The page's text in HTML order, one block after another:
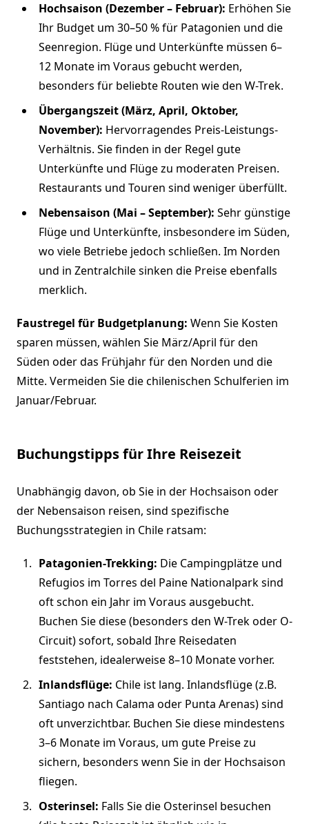
Hochsaison (Dezember – Februar): Erhöhen Sie
Ihr Budget um 30–50 % für Patagonien und die
Seenregion. Flüge und Unterkünfte müssen 6–
12 Monate im Voraus gebucht werden,
besonders für beliebte Routen wie den W-Trek.
Übergangszeit (März, April, Oktober,
November): Hervorragendes Preis-Leistungs-
Verhältnis. Sie finden in der Regel gute
Unterkünfte und Flüge zu moderaten Preisen.
Restaurants und Touren sind weniger überfüllt.
Nebensaison (Mai – September): Sehr günstige
Flüge und Unterkünfte, insbesondere im Süden,
wo viele Betriebe jedoch schließen. Im Norden
und in Zentralchile sinken die Preise ebenfalls
merklich.
Faustregel für Budgetplanung: Wenn Sie Kosten
sparen müssen, wählen Sie März/April für den
Süden oder das Frühjahr für den Norden und die
Mitte. Vermeiden Sie die chilenischen Schulferien im
Januar/Februar.
Buchungstipps für Ihre Reisezeit
Unabhängig davon, ob Sie in der Hochsaison oder
der Nebensaison reisen, sind spezifische
Buchungsstrategien in Chile ratsam:
Patagonien-Trekking: Die Campingplätze und
Refugios im Torres del Paine Nationalpark sind
oft schon ein Jahr im Voraus ausgebucht.
Buchen Sie diese (besonders den W-Trek oder O-
Circuit) sofort, sobald Ihre Reisedaten
feststehen, idealerweise 8–10 Monate vorher.
Inlandsflüge: Chile ist lang. Inlandsflüge (z.B.
Santiago nach Calama oder Punta Arenas) sind
oft unverzichtbar. Buchen Sie diese mindestens
3–6 Monate im Voraus, um gute Preise zu
sichern, besonders wenn Sie in der Hochsaison
fliegen.
Osterinsel: Falls Sie die Osterinsel besuchen